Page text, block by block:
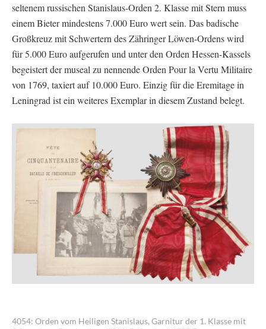
seltenem russischen Stanislaus-Orden 2. Klasse mit Stern muss
einem Bieter mindestens 7.000 Euro wert sein. Das badische
Großkreuz mit Schwertern des Zähringer Löwen-Ordens wird
für 5.000 Euro aufgerufen und unter den Orden Hessen-Kassels
begeistert der museal zu nennende Orden Pour la Vertu Militaire
von 1769, taxiert auf 10.000 Euro. Einzig für die Eremitage in
Leningrad ist ein weiteres Exemplar in diesem Zustand belegt.
4054: Orden vom Heiligen Stanislaus, Garnitur der 1. Klasse mit